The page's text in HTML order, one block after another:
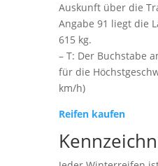
Auskunft über die
Angabe 91 liegt die
615 kg.
– T: Der Buchstabe
für die
km/h)
Reifen kaufen